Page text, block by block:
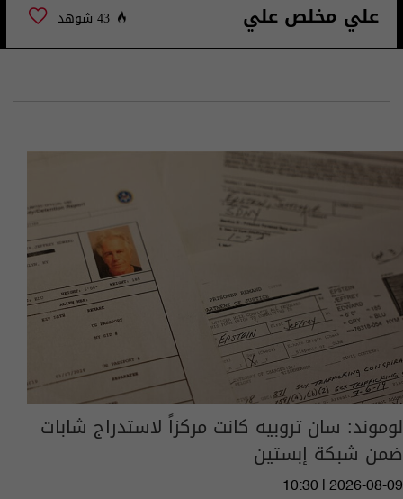
علي مخلص علي 43 شوهد
لوموند: سان تروبيه كانت مركزاً لاستدراج شابات
ضمن شبكة إبستين
10:30 | 2026-08-09